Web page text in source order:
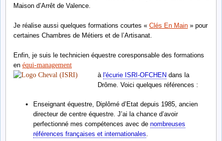
Maison d’Arrêt de Valence.
Je réalise aussi quelques formations courtes « Clés En Main » pour
certaines Chambres de Métiers et de l’Artisanat.
Enfin, je suis le technicien équestre coresponsable des formations
en équi-management
à l'écurie ISRI-OFCHEN dans la
Drôme. Voici quelques références :
Enseignant équestre, Diplômé d’Etat depuis 1985, ancien
directeur de centre équestre. J’ai la chance d’avoir
perfectionné mes compétences avec de nombreuses
références françaises et internationales.